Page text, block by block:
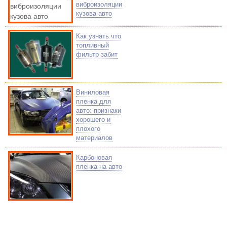
виброизоляции
кузова авто
Как узнать что
топливный
фильтр забит
Виниловая
пленка для
авто: признаки
хорошего и
плохого
материалов
Карбоновая
пленка на авто